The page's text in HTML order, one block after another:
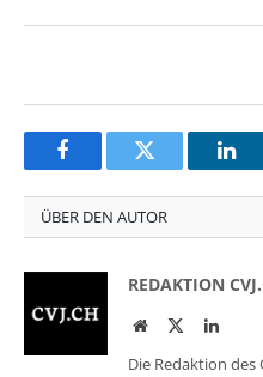
FacebookTwitter
ÜBER DEN AUTOR
REDAKTION
WebsiteTwitter
Die Redaktion